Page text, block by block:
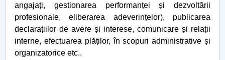
angajați, gestionarea performanței și dezvoltării
profesionale, eliberarea adeverințelor), publicarea
declarațiilor de avere și interese, comunicare și relații
interne, efectuarea plăților, în scopuri administrative și
organizatorice etc..